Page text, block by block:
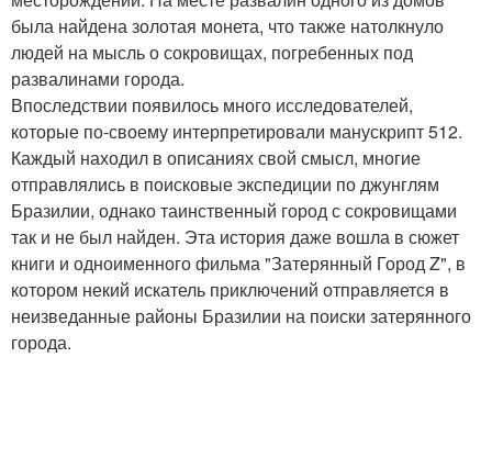
была найдена золотая монета, что также натолкнуло
людей на мысль о сокровищах, погребенных под
развалинами города.
Впоследствии появилось много исследователей,
которые по-своему интерпретировали манускрипт 512.
Каждый находил в описаниях свой смысл, многие
отправлялись в поисковые экспедиции по джунглям
Бразилии, однако таинственный город с сокровищами
так и не был найден. Эта история даже вошла в сюжет
книги и одноименного фильма "Затерянный Город Z", в
котором некий искатель приключений отправляется в
неизведанные районы Бразилии на поиски затерянного
города.